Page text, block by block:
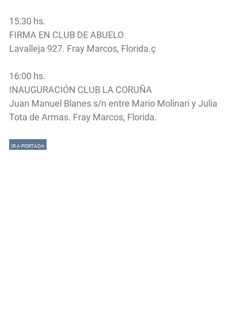
15:30 hs.
FIRMA EN CLUB DE ABUELO
Lavalleja 927. Fray Marcos, Florida.ç
16:00 hs.
INAUGURACIÓN CLUB LA CORUÑA
Juan Manuel Blanes s/n entre Mario Molinari y Julia
Tota de Armas. Fray Marcos, Florida.
IR A PORTADA